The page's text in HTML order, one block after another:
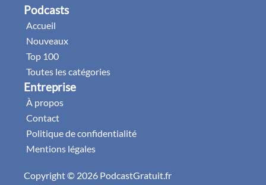
Podcasts
Accueil
Nouveaux
Top 100
Toutes les catégories
Entreprise
À propos
Contact
Politique de confidentialité
Mentions légales
Copyright © 2026 PodcastGratuit.fr